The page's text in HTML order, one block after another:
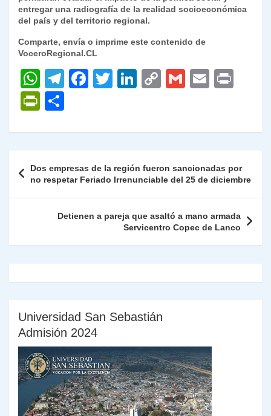
entregar una radiografía de la realidad socioeconómica
del país y del territorio regional.
Comparte, envía o imprime este contenido de
VoceroRegional.CL
W
h
at
s
p
p
T
gr
m
F
e
o
o
k
T
er
Li
e
n
C
y
n
k
G
l
E
l
P
nt
ie
n
m
ar
tir
de
entradas
Dos empresas de la región fueron sancionadas por
no respetar Feriado Irrenunciable del 25 de diciembre
Detienen a pareja que asaltó a mano armada
Servicentro Copec de Lanco
Universidad San Sebastián
Admisión 2024